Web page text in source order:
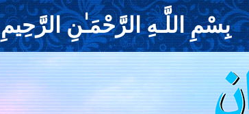
بِسْمِ اللَّـهِ الرَّحْمَـٰنِ الرَّحِيمِ